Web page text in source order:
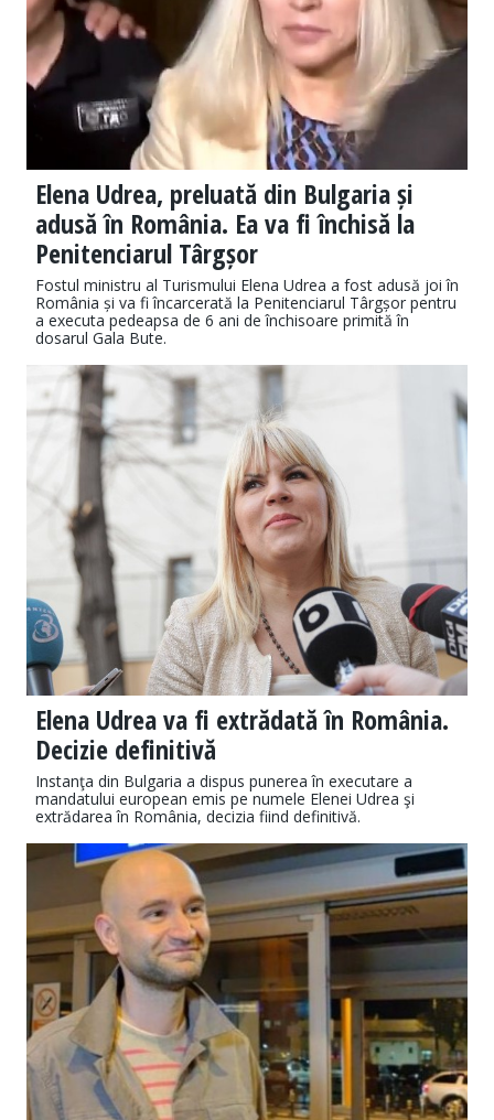
Elena Udrea, preluată din Bulgaria și
adusă în România. Ea va fi închisă la
Penitenciarul Târgșor
Fostul ministru al Turismului Elena Udrea a fost adusă joi în
România și va fi încarcerată la Penitenciarul Târgșor pentru
a executa pedeapsa de 6 ani de închisoare primită în
dosarul Gala Bute.
Elena Udrea va fi extrădată în România.
Decizie definitivă
Instanţa din Bulgaria a dispus punerea în executare a
mandatului european emis pe numele Elenei Udrea şi
extrădarea în România, decizia fiind definitivă.